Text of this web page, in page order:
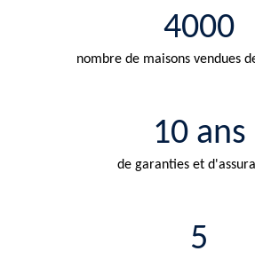
4000
nombre de maisons vendues
10 ans
de garanties et
5